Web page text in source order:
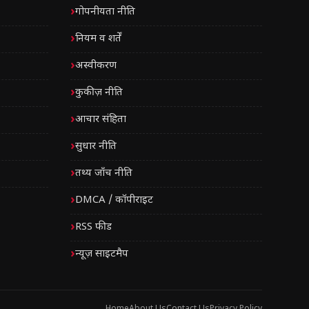
गोपनीयता नीति
नियम व शर्तें
अस्वीकरण
कुकीज़ नीति
आचार संहिता
सुधार नीति
तथ्य जाँच नीति
DMCA / कॉपीराइट
RSS फीड
न्यूज़ साइटमैप